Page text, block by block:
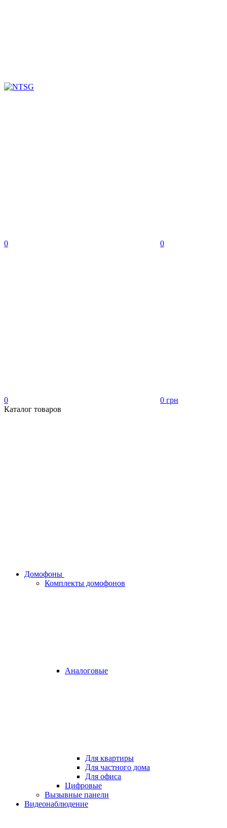
0 0
0
0 грн
Каталог товаров
Домофоны
Комплекты домофонов
Аналоговые
Для квартиры
Для частного дома
Для офиса
Цифровые
Вызывные панели
Видеонаблюдение